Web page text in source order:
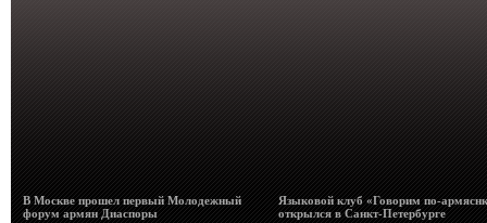
В Москве прошел первый Молодежный
форум армян Диаспоры
Языковой клуб «Говорим по-
открылся в Санкт-Петербурге